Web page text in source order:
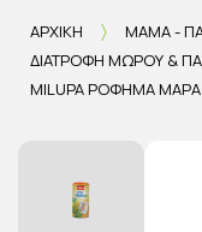
ΑΡΧΙΚΉ
ΜΑΜΆ -
ΔΙΑΤΡΟΦΉ ΜΩΡΟΎ &
MILUPA ΡΌΦΗΜΑ